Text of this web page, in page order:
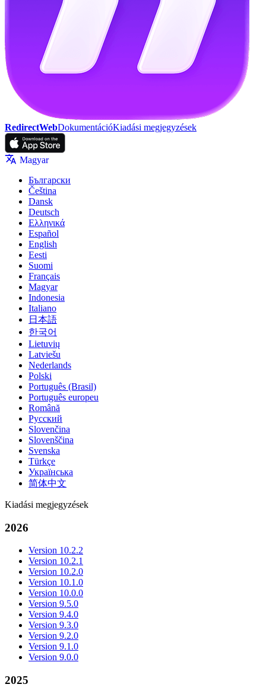
RedirectWebDokumentációKiadási megjegyzések
Magyar
Български
Čeština
Dansk
Deutsch
Ελληνικά
Español
English
Eesti
Suomi
Français
Magyar
Indonesia
Italiano
日本語
한국어
Lietuvių
Latviešu
Nederlands
Polski
Português (Brasil)
Português europeu
Română
Русский
Slovenčina
Slovenščina
Svenska
Türkçe
Українська
简体中文
Kiadási megjegyzések
2026
Version 10.2.2
Version 10.2.1
Version 10.2.0
Version 10.1.0
Version 10.0.0
Version 9.5.0
Version 9.4.0
Version 9.3.0
Version 9.2.0
Version 9.1.0
Version 9.0.0
2025